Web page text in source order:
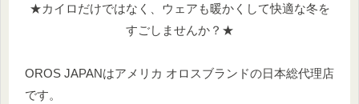
★カイロだけではなく、ウェアも暖かくして快適な冬を
すごしませんか？★
OROS JAPANはアメリカ オロスブランドの日本総代理店
です。